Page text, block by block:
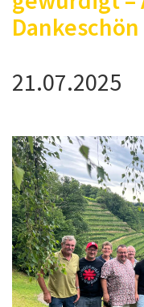
Dankeschön
21.07.2025